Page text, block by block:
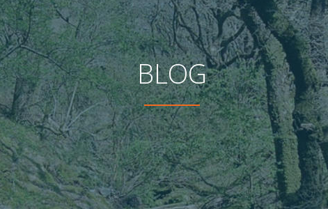
BLOG